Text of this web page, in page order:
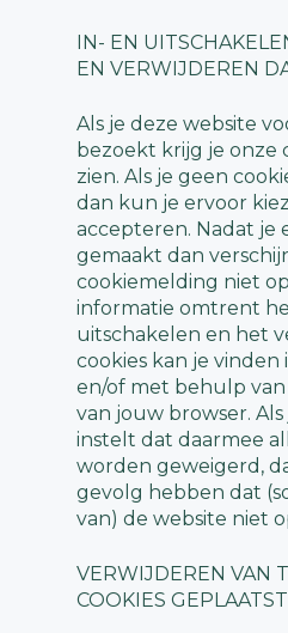
IN- EN
EN VERWIJDEREN
Als je deze website
bezoekt krijg je onze
zien. Als je geen
dan kun je ervoor
accepteren. Nadat je
gemaakt dan
cookiemelding niet
informatie omtrent
uitschakelen en het
cookies kan je vinden
en/of met behulp
van jouw browser.
instelt dat daarmee
worden geweigerd,
gevolg hebben dat
van) de website niet
VERWIJDEREN VAN
COOKIES